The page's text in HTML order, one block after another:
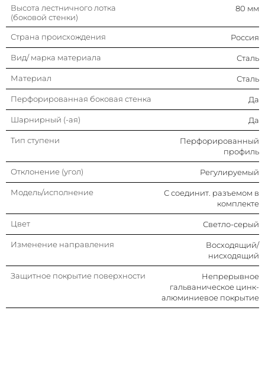
комплекте
Цвет Светло-серый
Изменение направления
Восходящий/
нисходящий
Защитное покрытие поверхности
Непрерывное
гальваническое цинк-
алюминиевое
покрытие
Высота лестничного лотка
(боковой стенки)
80 мм
Страна происхождения Россия
Вид/ марка материала Сталь
Материал Сталь
Перфорированная боковая стенка Да
Шарнирный (-ая) Да
Тип ступени
Перфорированный
профиль
Отклонение (угол) Регулируемый
Модель/исполнение
С соединит. разъемом в
комплекте
Цвет Светло-серый
Изменение направления
Восходящий/
нисходящий
Защитное покрытие поверхности
Непрерывное
гальваническое цинк-
алюминиевое покрытие